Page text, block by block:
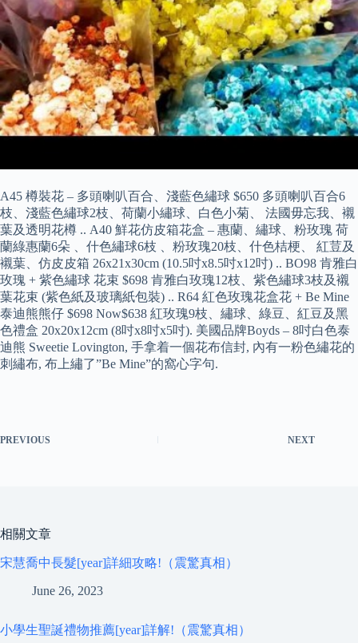
A45 樽裝花 – 多頭喇叭百合、淺藍色繡球 $650 多頭喇叭百合6
枝、淺藍色繡球2枝、荷蘭小繡球、白色小菊、 法國毋忘我、襯
葉及透明花樽 .. A40 鮮花仿皮箱花盒 – 惠蘭、繡球、粉玫瑰 荷
蘭綠惠蘭6朵 、什色繡球6枝 、粉玫瑰20枝、什色桔梗、 紅荳及
襯葉、仿皮皮箱 26x21x30cm (10.5吋x8.5吋x12吋) .. BO98 肯雅白
玫瑰 + 紫色繡球 花束 $698 肯雅白玫瑰12枝、紫色繡球3枝及襯
葉花束 (紫色紙及玻璃紙包裝) .. R64 紅色玫瑰花盒花 + Be Mine
泰迪熊熊仔 $698 Now$638 紅玫瑰9枝、繡球、綠豆、紅豆及黑
色禮盒 20x20x12cm (8吋x8吋x5吋). 美國品牌Boyds – 8吋白色泰
迪熊 Sweetie Lovington, 手拿着一個花布信封, 內有一粉色繡花的
刺繡布, 布上繡了”Be Mine”的窩心字句.
PREVIOUS NEXT
相關文章
宋慧喬中長髮[year]詳細攻略!（震驚真相）
June 26, 2023
小學生聖誕禮物推薦[year]詳解!（震驚真相）